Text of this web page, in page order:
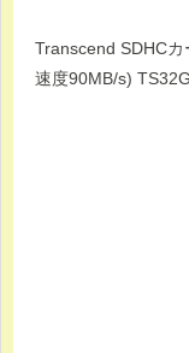
Transcend SDHC
速度90MB/s)